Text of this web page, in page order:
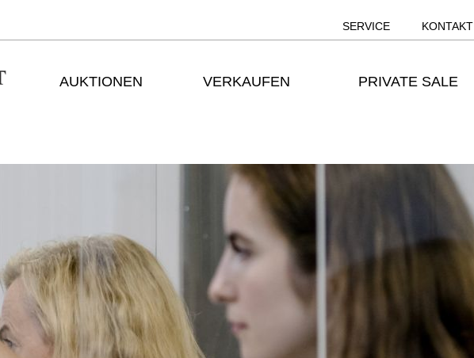
SERVICE KONTAKT
AUKTIONEN VERKAUFEN PRIVATE SALE